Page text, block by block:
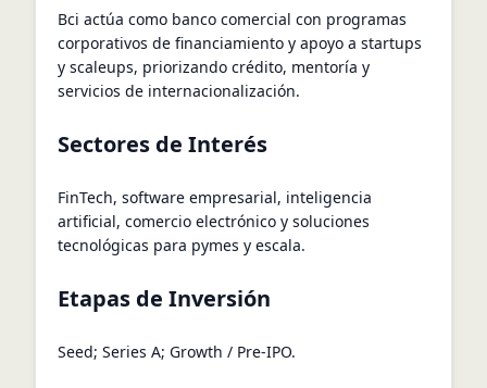
Bci actúa como banco comercial con programas
corporativos de financiamiento y apoyo a startups
y scaleups, priorizando crédito, mentoría y
servicios de internacionalización.
Sectores de Interés
FinTech, software empresarial, inteligencia
artificial, comercio electrónico y soluciones
tecnológicas para pymes y escala.
Etapas de Inversión
Seed; Series A; Growth / Pre-IPO.